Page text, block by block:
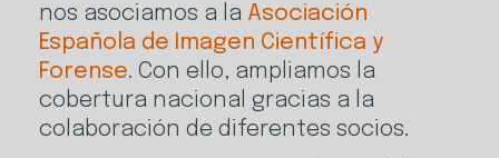
nos asociamos a la Asociación
Española de Imagen Científica y
Forense. Con ello, ampliamos la
cobertura nacional gracias a la
colaboración de diferentes socios.